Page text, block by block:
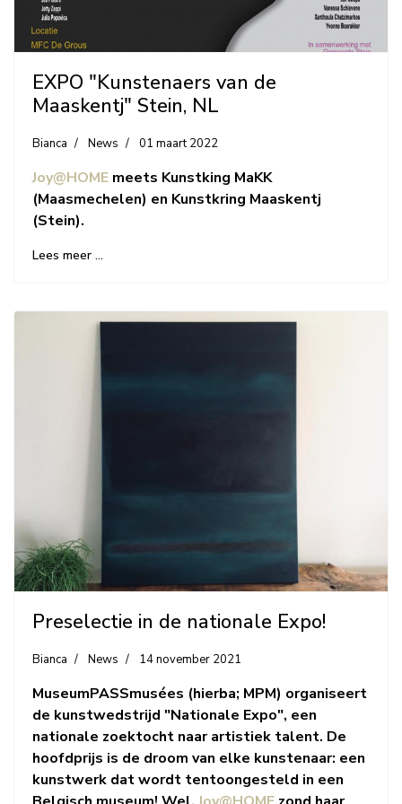
EXPO "Kunstenaers van de
Maaskentj" Stein, NL
Bianca News 01 maart 2022
Joy@HOME meets Kunstking MaKK
(Maasmechelen) en Kunstkring Maaskentj
(Stein).
Lees meer …
Preselectie in de nationale Expo!
Bianca News 14 november 2021
MuseumPASSmusées (hierba; MPM) organiseert
de kunstwedstrijd "Nationale Expo", een
nationale zoektocht naar artistiek talent. De
hoofdprijs is de droom van elke kunstenaar: een
kunstwerk dat wordt tentoongesteld in een